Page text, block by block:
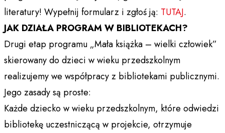
literatury! Wypełnij formularz i zgłoś ją: TUTAJ.
JAK DZIAŁA PROGRAM W BIBLIOTEKACH?
Drugi etap programu „Mała książka – wielki człowiek”
skierowany do dzieci w wieku przedszkolnym
realizujemy we współpracy z bibliotekami publicznymi.
Jego zasady są proste:
Każde dziecko w wieku przedszkolnym, które odwiedzi
bibliotekę uczestniczącą w projekcie, otrzymuje